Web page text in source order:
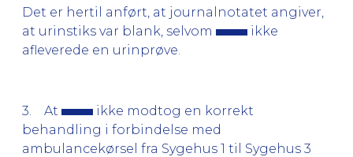
Det er hertil anført, at journalnotatet angiver,
at urinstiks var blank, selvom
ikke
afleverede en urinprøve.
3. At
ikke modtog en korrekt
behandling i forbindelse med
ambulancekørsel fra Sygehus 1 til Sygehus 3